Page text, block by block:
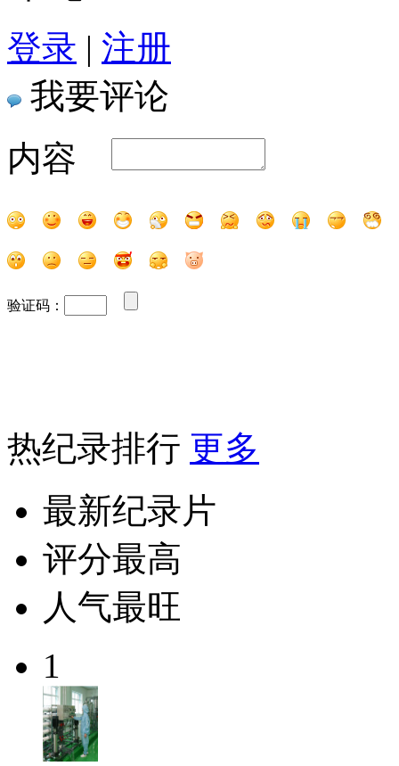
登录 | 注册
我要评论
内容
验证码：
热纪录排行 更多
最新纪录片
评分最高
人气最旺
1